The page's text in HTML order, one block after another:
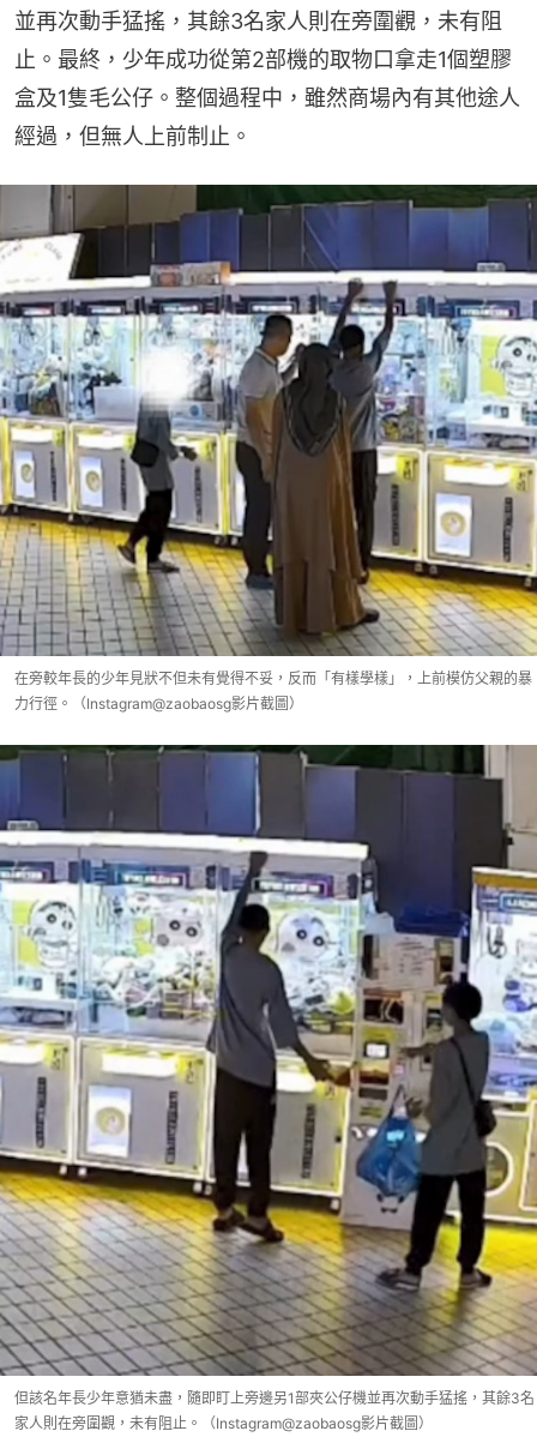
並再次動手猛搖，其餘3名家人則在旁圍觀，未有阻
止。最終，少年成功從第2部機的取物口拿走1個塑膠
盒及1隻毛公仔。整個過程中，雖然商場內有其他途人
經過，但無人上前制止。
在旁較年長的少年見狀不但未有覺得不妥，反而「有樣學樣」，上前模仿父親的暴
力行徑。（Instagram@zaobaosg影片截圖）
但該名年長少年意猶未盡，隨即盯上旁邊另1部夾公仔機並再次動手猛搖，其餘3名
家人則在旁圍觀，未有阻止。（Instagram@zaobaosg影片截圖）